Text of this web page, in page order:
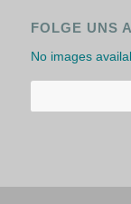
FOLGE UNS
No images